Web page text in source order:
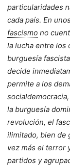
particularidades
cada país. En
fascismo no
la lucha entre los
burguesía
decide
permite a los
la burguesía
revolución, el
ilimitado, bien de
vez más el terror
partidos y